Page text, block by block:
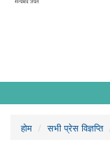
होम सभी प्रेस विज्ञप्ति